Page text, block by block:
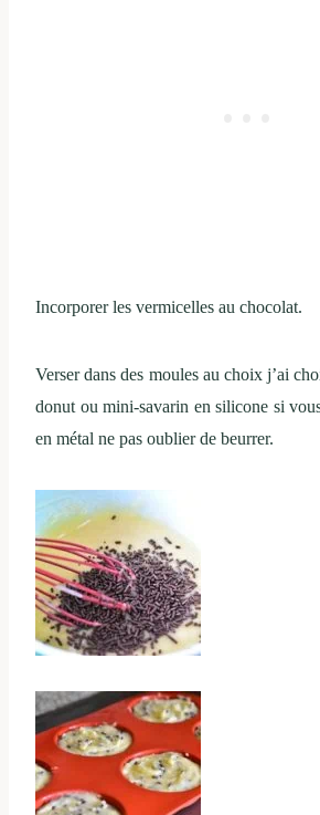
Incorporer les vermicelles au chocolat.
Verser dans des moules au choix j’ai
donut ou mini-savarin en silicone si
en métal ne pas oublier de beurrer.